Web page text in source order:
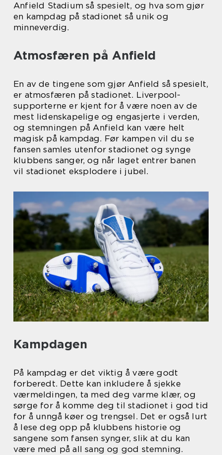
Anfield Stadium så spesielt, og hva som gjør
en kampdag på stadionet så unik og
minneverdig.
Atmosfæren på Anfield
En av de tingene som gjør Anfield så spesielt,
er atmosfæren på stadionet. Liverpool-
supporterne er kjent for å være noen av de
mest lidenskapelige og engasjerte i verden,
og stemningen på Anfield kan være helt
magisk på kampdag. Før kampen vil du se
fansen samles utenfor stadionet og synge
klubbens sanger, og når laget entrer banen
vil stadionet eksplodere i jubel.
Kampdagen
På kampdag er det viktig å være godt
forberedt. Dette kan inkludere å sjekke
værmeldingen, ta med deg varme klær, og
sørge for å komme deg til stadionet i god tid
for å unngå køer og trengsel. Det er også lurt
å lese deg opp på klubbens historie og
sangene som fansen synger, slik at du kan
være med på all sang og god stemning.